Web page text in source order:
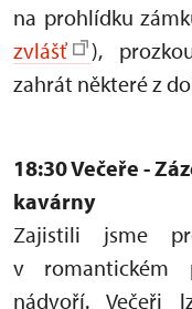
na prohlídku
zvlášť
),
zahrát některé z
18:30 Večeře -
kavárny
Zajistili jsme
v romantickém
nádvoří. Večeři